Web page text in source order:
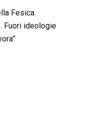
Fesica.
Fuori ideologie